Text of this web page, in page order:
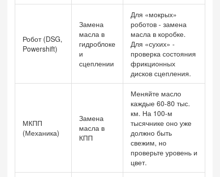
Робот (DSG,
Powershift)
Замена
масла в
гидроблоке
и
сцеплении
Для «мокрых»
роботов - замена
масла в коробке.
Для «сухих» -
проверка состояния
фрикционных
дисков сцепления.
МКПП
(Механика)
Замена
масла в
КПП
Меняйте масло
каждые 60-80 тыс.
км. На 100-м
тысячнике оно уже
должно быть
свежим, но
проверьте уровень и
цвет.